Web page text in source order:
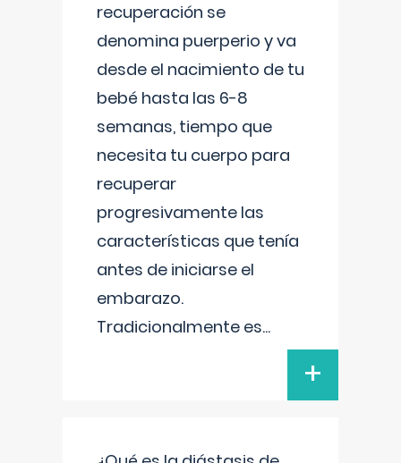
recuperación se
denomina puerperio y va
desde el nacimiento de tu
bebé hasta las 6-8
semanas, tiempo que
necesita tu cuerpo para
recuperar
progresivamente las
características que tenía
antes de iniciarse el
embarazo.
Tradicionalmente es...
+